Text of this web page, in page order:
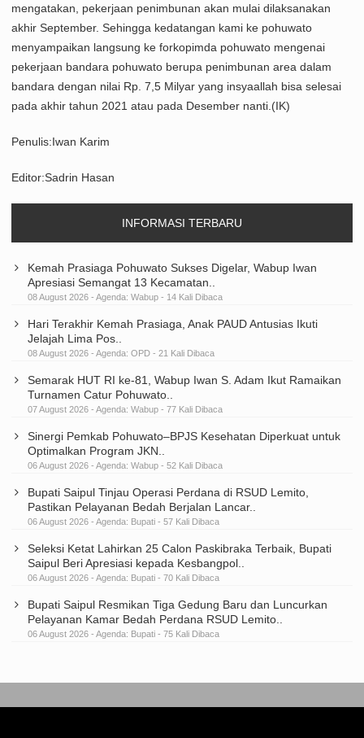
mengatakan, pekerjaan penimbunan akan mulai dilaksanakan
akhir September. Sehingga kedatangan kami ke pohuwato
menyampaikan langsung ke forkopimda pohuwato mengenai
pekerjaan bandara pohuwato berupa penimbunan area dalam
bandara dengan nilai Rp. 7,5 Milyar yang insyaallah bisa selesai
pada akhir tahun 2021 atau pada Desember nanti.(IK)
Penulis:Iwan Karim
Editor:Sadrin Hasan
INFORMASI TERBARU
Kemah Prasiaga Pohuwato Sukses Digelar, Wabup Iwan
Apresiasi Semangat 13 Kecamatan..
08 August 2026 - Agenda: Wabup - 14 Kali Dibaca
Hari Terakhir Kemah Prasiaga, Anak PAUD Antusias Ikuti
Jelajah Lima Pos..
08 August 2026 - Agenda: OPD - 21 Kali Dibaca
Semarak HUT RI ke-81, Wabup Iwan S. Adam Ikut Ramaikan
Turnamen Catur Pohuwato..
07 August 2026 - Agenda: Wabup - 77 Kali Dibaca
Sinergi Pemkab Pohuwato–BPJS Kesehatan Diperkuat untuk
Optimalkan Program JKN..
06 August 2026 - Agenda: Wabup - 52 Kali Dibaca
Bupati Saipul Tinjau Operasi Perdana di RSUD Lemito,
Pastikan Pelayanan Bedah Berjalan Lancar..
06 August 2026 - Agenda: Bupati - 57 Kali Dibaca
Seleksi Ketat Lahirkan 25 Calon Paskibraka Terbaik, Bupati
Saipul Beri Apresiasi kepada Kesbangpol..
06 August 2026 - Agenda: Bupati - 70 Kali Dibaca
Bupati Saipul Resmikan Tiga Gedung Baru dan Luncurkan
Pelayanan Kamar Bedah Perdana RSUD Lemito..
06 August 2026 - Agenda: Bupati - 75 Kali Dibaca